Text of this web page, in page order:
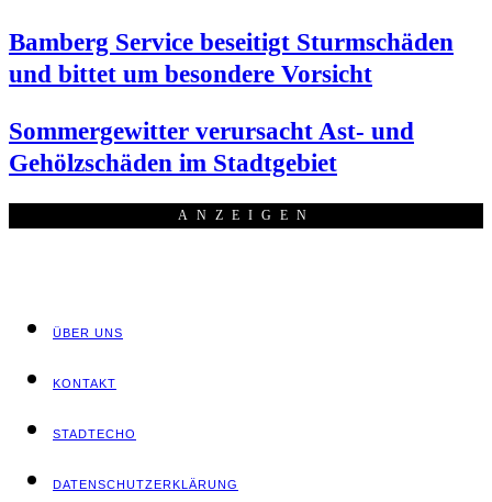
Bam­berg Ser­vice besei­tigt Sturm­schä­den
und bit­tet um beson­de­re Vorsicht
Som­mer­ge­wit­ter ver­ur­sacht Ast- und
Gehölz­schä­den im Stadtgebiet
ANZEI­GEN
ÜBER UNS
KON­TAKT
STADT­ECHO
DATEN­SCHUTZ­ER­KLÄ­RUNG